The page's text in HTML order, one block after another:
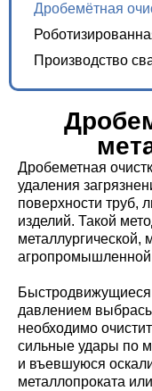
Дробемётная
Производство
Дробеметная
удаления
поверхности труб,
изделий. Такой
металлургической,
агропромышленной
давлением
необходимо
сильные удары по
и въевшуюся
металлопроката